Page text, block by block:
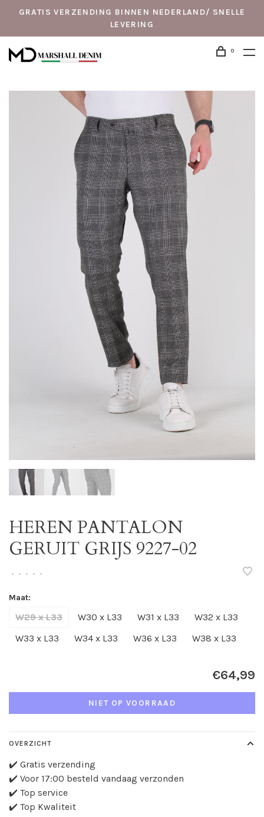
GRATIS VERZENDING BINNEN NEDERLAND/ SNELLE
LEVERING
0
HEREN PANTALON
GERUIT GRIJS 9227-02
• • • • •
Maat:
W29 x L33 W30 x L33 W31 x L33
W32 x L33
W33 x L33
W34 x L33 W36 x L33 W38 x L33
€64,99
NIET OP VOORRAAD
OVERZICHT
✔️ Gratis verzending
✔️ Voor 17:00 besteld vandaag verzonden
✔️ Top service
✔️ Top Kwaliteit